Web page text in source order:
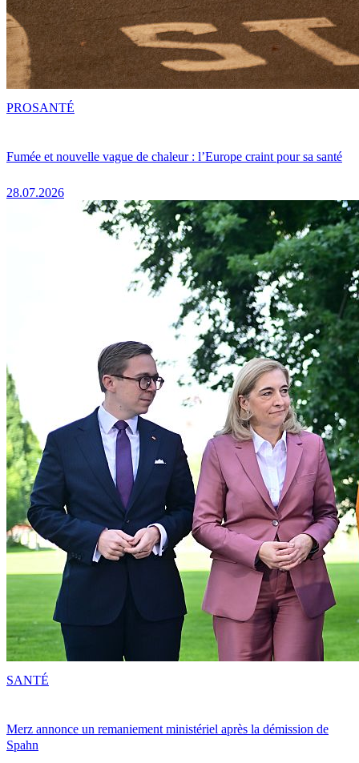
Fumée et nouvelle vague de chaleur : l’Europe craint pour sa santé
28.07.2026
PROSANTÉ
Merz annonce un remaniement ministériel après la démission de
Spahn
SANTÉ